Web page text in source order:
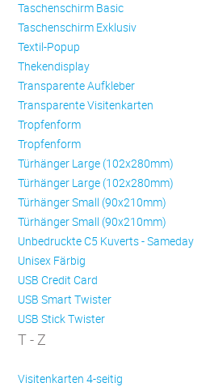
Taschenschirm Basic
Taschenschirm Exklusiv
Textil-Popup
Thekendisplay
Transparente Aufkleber
Transparente Visitenkarten
Trop­fen­form
Trop­fen­form
Türhänger Large (102x280mm)
Türhänger Large (102x280mm)
Türhänger Small (90x210mm)
Türhänger Small (90x210mm)
Unbedruckte C5 Kuverts - Sameday
Unisex Färbig
USB Credit Card
USB Smart Twister
USB Stick Twister
T - Z
Visitenkarten 4-seitig